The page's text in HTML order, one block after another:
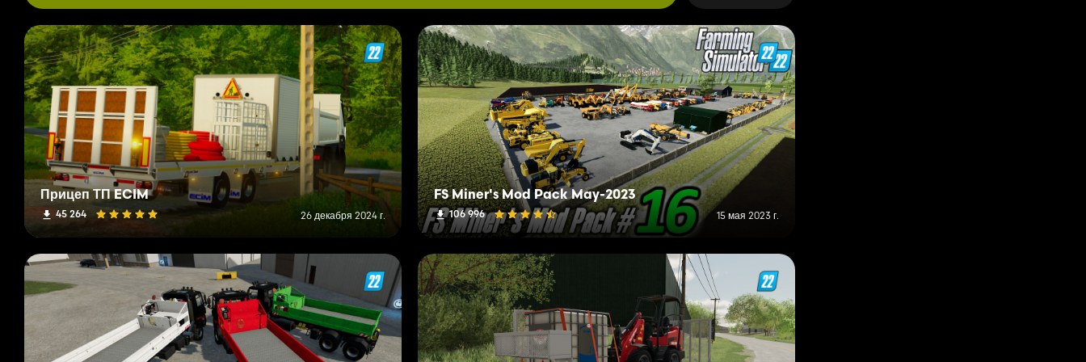
Прицеп ТП ECIM
45 264 26 декабря 2024 г.
FS Miner's Mod Pack May-2023
106 996 15 мая 2023 г.